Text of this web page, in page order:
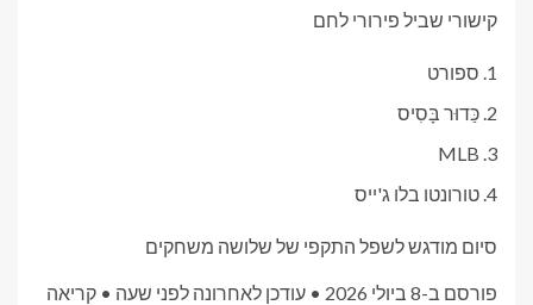
קישורי שביל פירורי לחם
ספורט
כַּדוּר בָּסִיס
MLB
טורונטו בלו ג'ייס
סיום מודגש לשפל התקפי של שלושה משחקים
פורסם ב-8 ביולי 2026 • עודכן לאחרונה לפני שעה • קריאה